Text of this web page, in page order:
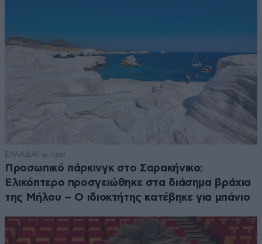
ΕΛΛΑΔΑ1 ω. πριν
Προσωπικό πάρκινγκ στο Σαρακήνικο:
Ελικόπτερο προσγειώθηκε στα διάσημα βράχια
της Μήλου – Ο ιδιοκτήτης κατέβηκε για μπάνιο